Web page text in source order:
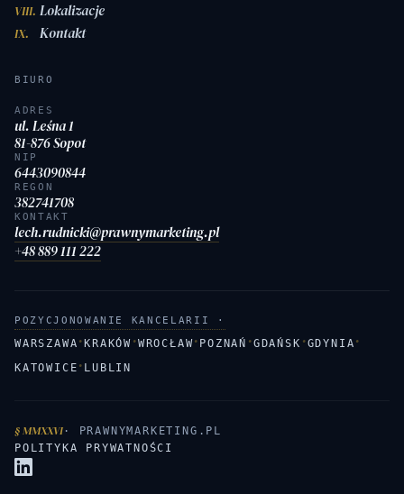
VIII. Lokalizacje
IX. Kontakt
BIURO
ADRES
ul. Leśna 1
81-876 Sopot
NIP
6443090844
REGON
382741708
KONTAKT
lech.rudnicki@prawnymarketing.pl
+48 889 111 222
POZYCJONOWANIE KANCELARII ·
WARSZAWA ·KRAKÓW ·WROCŁAW· POZNAŃ ·GDAŃSK ·GDYNIA ·
KATOWICE · LUBLIN
§ MMXXVI · PRAWNYMARKETING.PL
POLITYKA PRYWATNOŚCI